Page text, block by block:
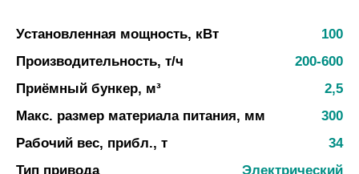
Установленная мощность, кВт
100
Производительность, т/ч
200-600
Приёмный бункер, м³
2,5
Макс. размер материала питания, мм
300
Рабочий вес, прибл., т
34
Тип привода
Электрический